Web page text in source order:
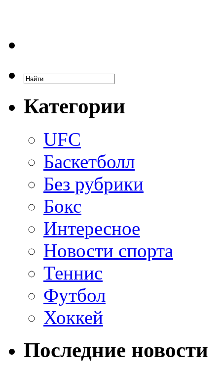
Категории
UFC
Баскетболл
Без рубрики
Бокс
Интересное
Новости спорта
Теннис
Футбол
Хоккей
Последние новости